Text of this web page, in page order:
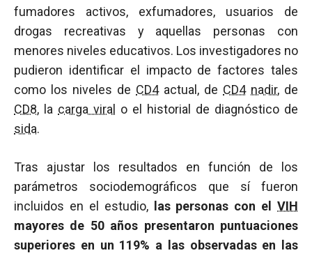
fumadores activos, exfumadores, usuarios de
drogas recreativas y aquellas personas con
menores niveles educativos. Los investigadores no
pudieron identificar el impacto de factores tales
como los niveles de CD4actual, de CD4 nadir, de
CD8, la carga viral
o el historial de diagnóstico de
sida.
Tras ajustar los resultados en función de los
parámetros sociodemográficos que sí fueron
incluidos en el estudio,
las personas con el VIH
mayores de 50 años presentaron puntuaciones
superiores en un 119% a las observadas en las